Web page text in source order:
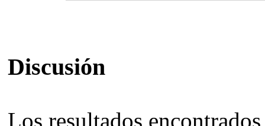
Discusión
Los resultados